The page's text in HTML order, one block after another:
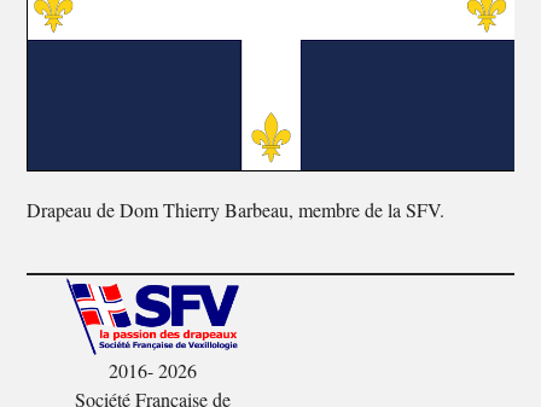
Drapeau de Dom Thierry Barbeau, membre de la SFV.
2016- 2026
Société Française de